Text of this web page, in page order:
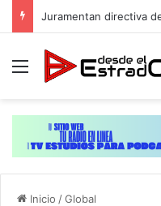
Menú
Inicio /Global